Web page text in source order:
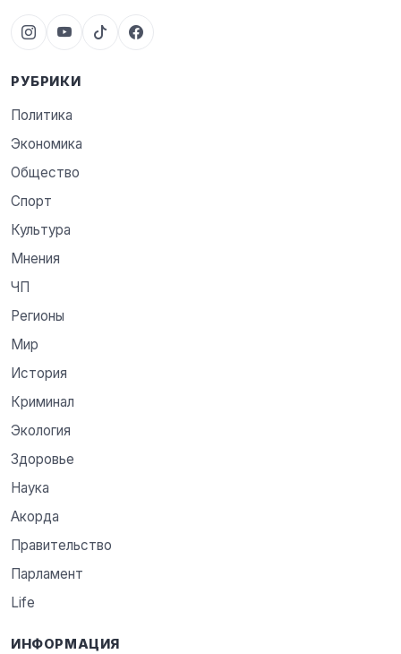
РУБРИКИ
Политика
Экономика
Общество
Спорт
Культура
Мнения
ЧП
Регионы
Мир
История
Криминал
Экология
Здоровье
Наука
Акорда
Правительство
Парламент
Life
ИНФОРМАЦИЯ